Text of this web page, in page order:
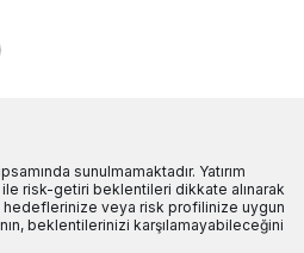
sunulmamaktadır. Yatırım
ile risk-getiri beklentileri dikkate alınarak
veya risk profilinize uygun
beklentilerinizi karşılamayabileceğini